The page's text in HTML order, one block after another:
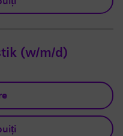
(w/m/d)